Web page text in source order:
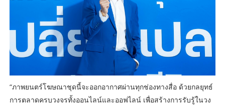
“ภาพยนตร์โฆษณาชุดนี้จะออกอากาศผ่านทุกช่องทางสื่อ ด้วยกลยุทธ์
การตลาดครบวงจรทั้งออนไลน์และออฟไลน์ เพื่อสร้างการรับรู้ในวง